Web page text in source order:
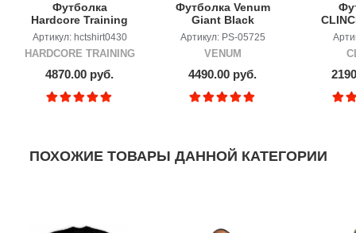
Футболка
Hardcore Training
The Moment of
Truth new
Артикул: hctshirt0430
HARDCORE TRAINING
4870.00 руб.
Футболка Venum
Giant Black
Артикул: PS-05725
VENUM
4490.00 руб.
ПОХОЖИЕ ТОВАРЫ ДАННОЙ КАТЕГОРИИ